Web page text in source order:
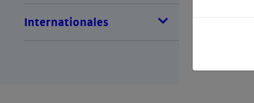
Internationales